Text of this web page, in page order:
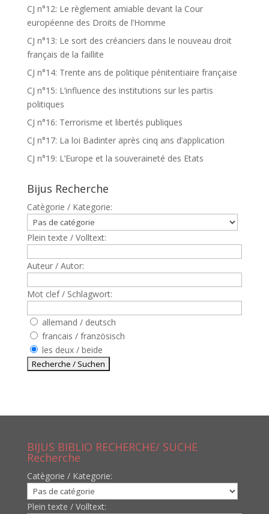
CJ n°12: Le règlement amiable devant la Cour
européenne des Droits de l’Homme
CJ n°13: Le sort des créanciers dans le nouveau droit
français de la faillite
CJ n°14: Trente ans de politique pénitentiaire française
CJ n°15: L’influence des institutions sur les partis
politiques
CJ n°16: Terrorisme et libertés publiques
CJ n°17: La loi Badinter après cinq ans d’application
CJ n°19: L’Europe et la souveraineté des Etats
Bijus Recherche
Catègorie / Kategorie:
Plein texte / Volltext:
Auteur / Autor:
Mot clef / Schlagwort:
allemand / deutsch
francais / französisch
les deux / beide
BIJUS BIBLIO RECHERCHE/ SUCHE
Recherche
Catègorie / Kategorie:
Plein texte / Volltext: